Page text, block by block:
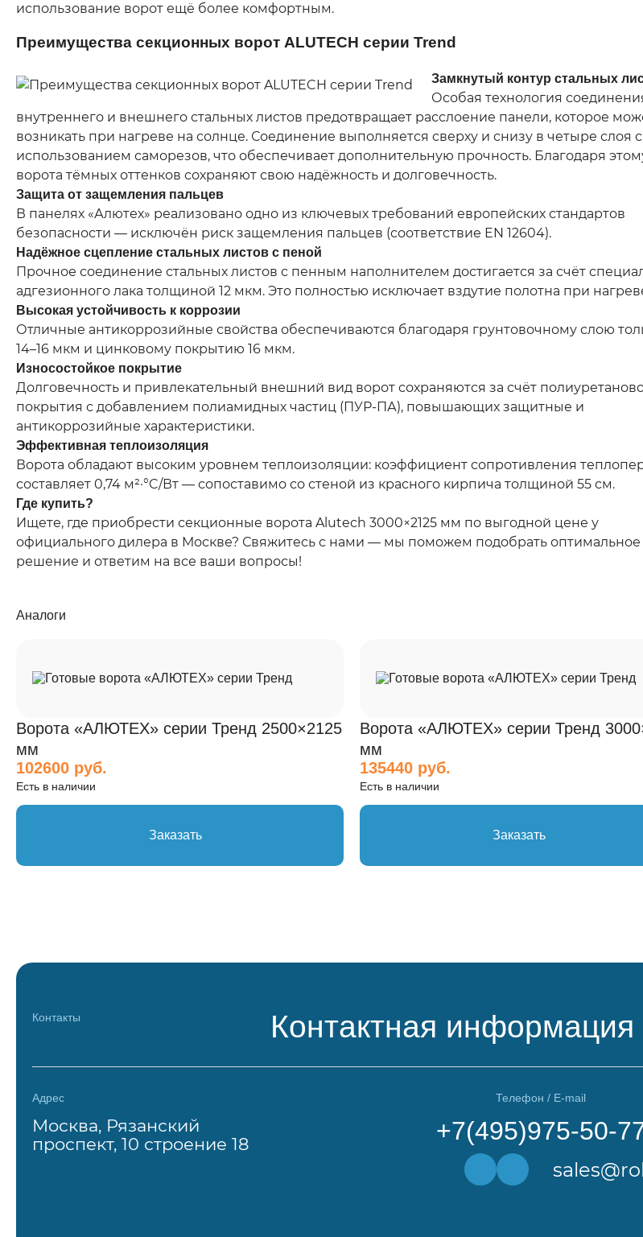
использование ворот ещё более комфортным.
Преимущества секционных ворот ALUTECH серии Trend
Замкнутый контур стальных
Особая технология
внутреннего и внешнего стальных листов предотвращает расслоение панели, которое
возникать при нагреве на солнце. Соединение выполняется сверху и снизу в четыре слоя с
использованием саморезов, что обеспечивает дополнительную прочность. Благодаря
ворота тёмных оттенков сохраняют свою надёжность и долговечность.
Защита от защемления пальцев
В панелях «Алютех» реализовано одно из ключевых требований европейских стандартов
безопасности — исключён риск защемления пальцев (соответствие EN 12604).
Надёжное сцепление стальных листов с пеной
Прочное соединение стальных листов с пенным наполнителем достигается за счёт
адгезионного лака толщиной 12 мкм. Это полностью исключает вздутие полотна при
Высокая устойчивость к коррозии
Отличные антикоррозийные свойства обеспечиваются благодаря грунтовочному слою
14–16 мкм и цинковому покрытию 16 мкм.
Износостойкое покрытие
Долговечность и привлекательный внешний вид ворот сохраняются за счёт
покрытия с добавлением полиамидных частиц (ПУР-ПА), повышающих защитные и
антикоррозийные характеристики.
Эффективная теплоизоляция
Ворота обладают высоким уровнем теплоизоляции: коэффициент сопротивления
составляет 0,74 м²·°C/Вт — сопоставимо со стеной из красного кирпича толщиной 55 см.
Где купить?
Ищете, где приобрести секционные ворота Alutech 3000×2125 мм по выгодной цене у
официального дилера в Москве? Свяжитесь с нами — мы поможем подобрать оптимальное
решение и ответим на все ваши вопросы!
Аналоги
Ворота «АЛЮТЕХ» серии Тренд 2500×2125
мм
102600 руб.
Есть в наличии
Заказать
Ворота «АЛЮТЕХ» серии Тренд
мм
135440 руб.
Есть в наличии
Заказать
Контакты Контактная информация
Адрес
Москва, Рязанский
проспект, 10 строение 18
Телефон / E-mail
+7(495)975-50-